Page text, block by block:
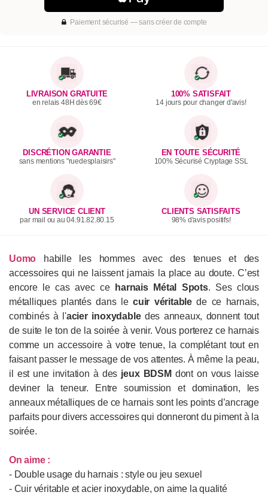
Paiement sécurisé — sans créer de compte
LIVRAISON GRATUITE
en relais 48H dès 69€
100% SATISFAIT
14 jours pour changer d'avis!
DISCRÉTION GARANTIE
sans mentions "ruedesplaisirs"
EN TOUTE SÉCURITÉ
100% Sécurisé Cryptage SSL
UN SERVICE CLIENT
par mail ou au 04.91.82.80.15
CLIENTS SATISFAITS
98% d'avis positifs!
Uomo
habille les hommes avec des tenues et des
accessoires qui ne laissent jamais la place au doute. C’est
encore le cas avec ce
harnais Métal Spots. Ses clous
métalliques plantés dans lecuir véritablede ce harnais,
combinés à l'acier inoxydabledes anneaux, donnent tout
de suite le ton de la soirée à venir. Vous porterez ce harnais
comme un accessoire à votre tenue, la complétant tout en
faisant passer le message de vos attentes. À même la peau,
il est une invitation à des jeux BDSM dont on vous laisse
deviner la teneur. Entre soumission et domination, les
anneaux métalliques de ce harnais sont les points d’ancrage
parfaits pour divers accessoires qui donneront du piment à la
soirée.
On aime :
- Double usage du harnais : style ou jeu sexuel
- Cuir véritable et acier inoxydable, on aime la qualité